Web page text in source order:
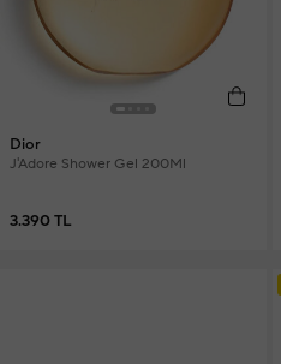
Dior
J'Adore Shower Gel 200Ml
3.390 TL